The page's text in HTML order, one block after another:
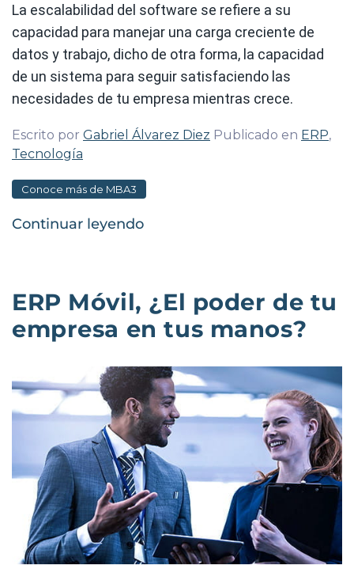
La escalabilidad del software se refiere a su
capacidad para manejar una carga creciente de
datos y trabajo, dicho de otra forma, la capacidad
de un sistema para seguir satisfaciendo las
necesidades de tu empresa mientras crece.
Escrito por Gabriel Álvarez Diez Publicado en ERP,
Tecnología
Conoce más de MBA3
Continuar leyendo
ERP Móvil, ¿El poder de tu
empresa en tus manos?